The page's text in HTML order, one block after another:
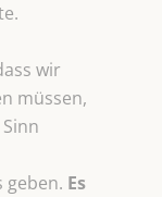
wir
müssen,
geben. Es